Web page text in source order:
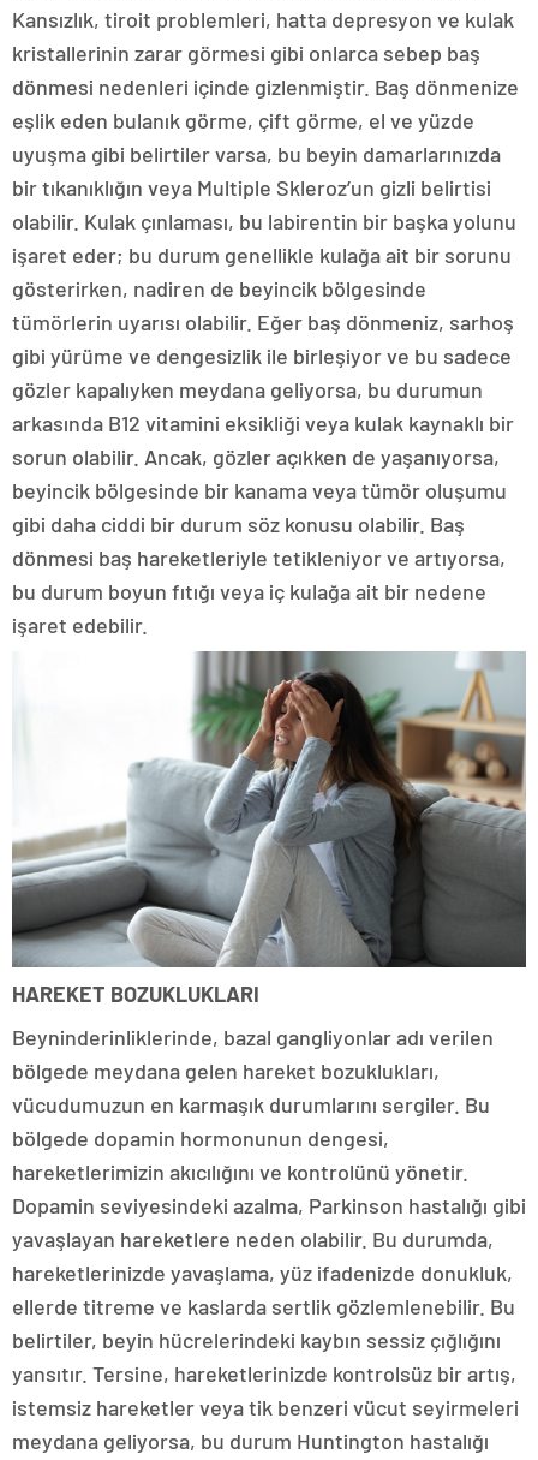
Kansızlık, tiroit problemleri, hatta depresyon ve kulak
kristallerinin zarar görmesi gibi onlarca sebep baş
dönmesi nedenleri içinde gizlenmiştir. Baş dönmenize
eşlik eden bulanık görme, çift görme, el ve yüzde
uyuşma gibi belirtiler varsa, bu beyin damarlarınızda
bir tıkanıklığın veya Multiple Skleroz’un gizli belirtisi
olabilir. Kulak çınlaması, bu labirentin bir başka yolunu
işaret eder; bu durum genellikle kulağa ait bir sorunu
gösterirken, nadiren de beyincik bölgesinde
tümörlerin uyarısı olabilir. Eğer baş dönmeniz, sarhoş
gibi yürüme ve dengesizlik ile birleşiyor ve bu sadece
gözler kapalıyken meydana geliyorsa, bu durumun
arkasında B12 vitamini eksikliği veya kulak kaynaklı bir
sorun olabilir. Ancak, gözler açıkken de yaşanıyorsa,
beyincik bölgesinde bir kanama veya tümör oluşumu
gibi daha ciddi bir durum söz konusu olabilir. Baş
dönmesi baş hareketleriyle tetikleniyor ve artıyorsa,
bu durum boyun fıtığı veya iç kulağa ait bir nedene
işaret edebilir.
HAREKET BOZUKLUKLARI
Beyninderinliklerinde, bazal gangliyonlar adı verilen
bölgede meydana gelen hareket bozuklukları,
vücudumuzun en karmaşık durumlarını sergiler. Bu
bölgede dopamin hormonunun dengesi,
hareketlerimizin akıcılığını ve kontrolünü yönetir.
Dopamin seviyesindeki azalma, Parkinson hastalığı gibi
yavaşlayan hareketlere neden olabilir. Bu durumda,
hareketlerinizde yavaşlama, yüz ifadenizde donukluk,
ellerde titreme ve kaslarda sertlik gözlemlenebilir. Bu
belirtiler, beyin hücrelerindeki kaybın sessiz çığlığını
yansıtır. Tersine, hareketlerinizde kontrolsüz bir artış,
istemsiz hareketler veya tik benzeri vücut seyirmeleri
meydana geliyorsa, bu durum Huntington hastalığı